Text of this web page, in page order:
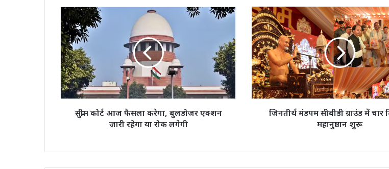
सुप्रीम
कोर्ट
आज
फैसला
करेगा,
बुलडोजर
एक्शन
जारी
रहेगा
सुप्रीम कोर्ट आज फैसला करेगा, बुलडोजर एक्शन
जारी रहेगा या रोक लगेगी
जिनतीर्थ
मंडपम
सीबीडी
ग्राउंड
में
चार
दिवसीय
महानुष्ठान
शुरू
जिनतीर्थ मंडपम सीबीडी ग्राउंड में चार
महानुष्ठान शुरू